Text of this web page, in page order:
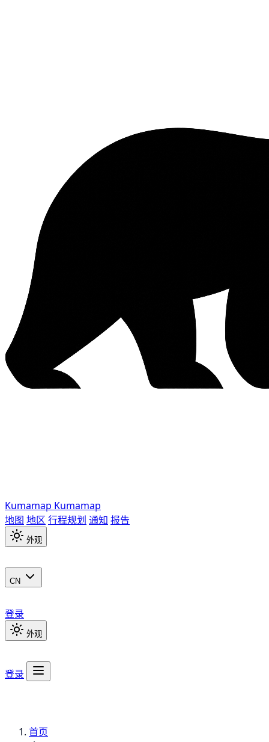
Kumamap Kumamap
地图 地区 行程规划 通知 报告
外观
CN
登录
外观
登录
首页